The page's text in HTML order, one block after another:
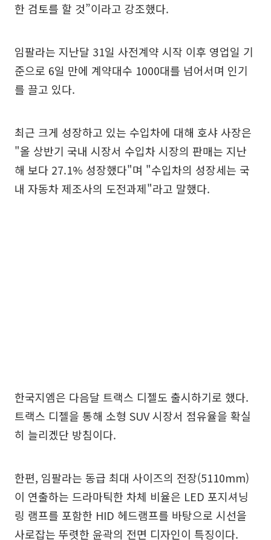
한 검토를 할 것”이라고 강조했다.
임팔라는 지난달 31일 사전계약 시작 이후 영업일 기
준으로 6일 만에 계약대수 1000대를 넘어서며 인기
를 끌고 있다.
최근 크게 성장하고 있는 수입차에 대해 호샤 사장은
"올 상반기 국내 시장서 수입차 시장의 판매는 지난
해 보다 27.1% 성장했다"며 "수입차의 성장세는 국
내 자동차 제조사의 도전과제"라고 말했다.
한국지엠은 다음달 트랙스 디젤도 출시하기로 했다.
트랙스 디젤을 통해 소형 SUV 시장서 점유율을 확실
히 늘리겠단 방침이다.
한편, 임팔라는 동급 최대 사이즈의 전장(5110mm)
이 연출하는 드라마틱한 차체 비율은 LED 포지셔닝
링 램프를 포함한 HID 헤드램프를 바탕으로 시선을
사로잡는 뚜렷한 윤곽의 전면 디자인이 특징이다.